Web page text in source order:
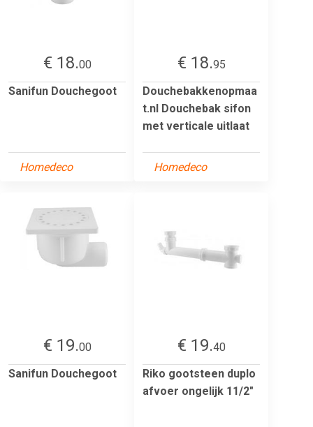
€ 18.00
Sanifun Douchegoot
Homedeco
€ 18.95
Douchebakkenopmaa
t.nl Douchebak sifon
met verticale uitlaat
Homedeco
€ 19.00
Sanifun Douchegoot
€ 19.40
Riko gootsteen duplo
afvoer ongelijk 11/2"